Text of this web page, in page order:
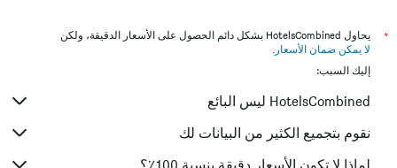
*
يحاول HotelsCombined بشكل دائم الحصول على الأسعار الدقيقة، ولكن
لا يمكن ضمان الأسعار .
إليك السبب:
HotelsCombined ليس البائع
نقوم بتجميع الكثير من البيانات لك
لماذا لا تكون الأسعار دقيقة بنسبة 100٪؟